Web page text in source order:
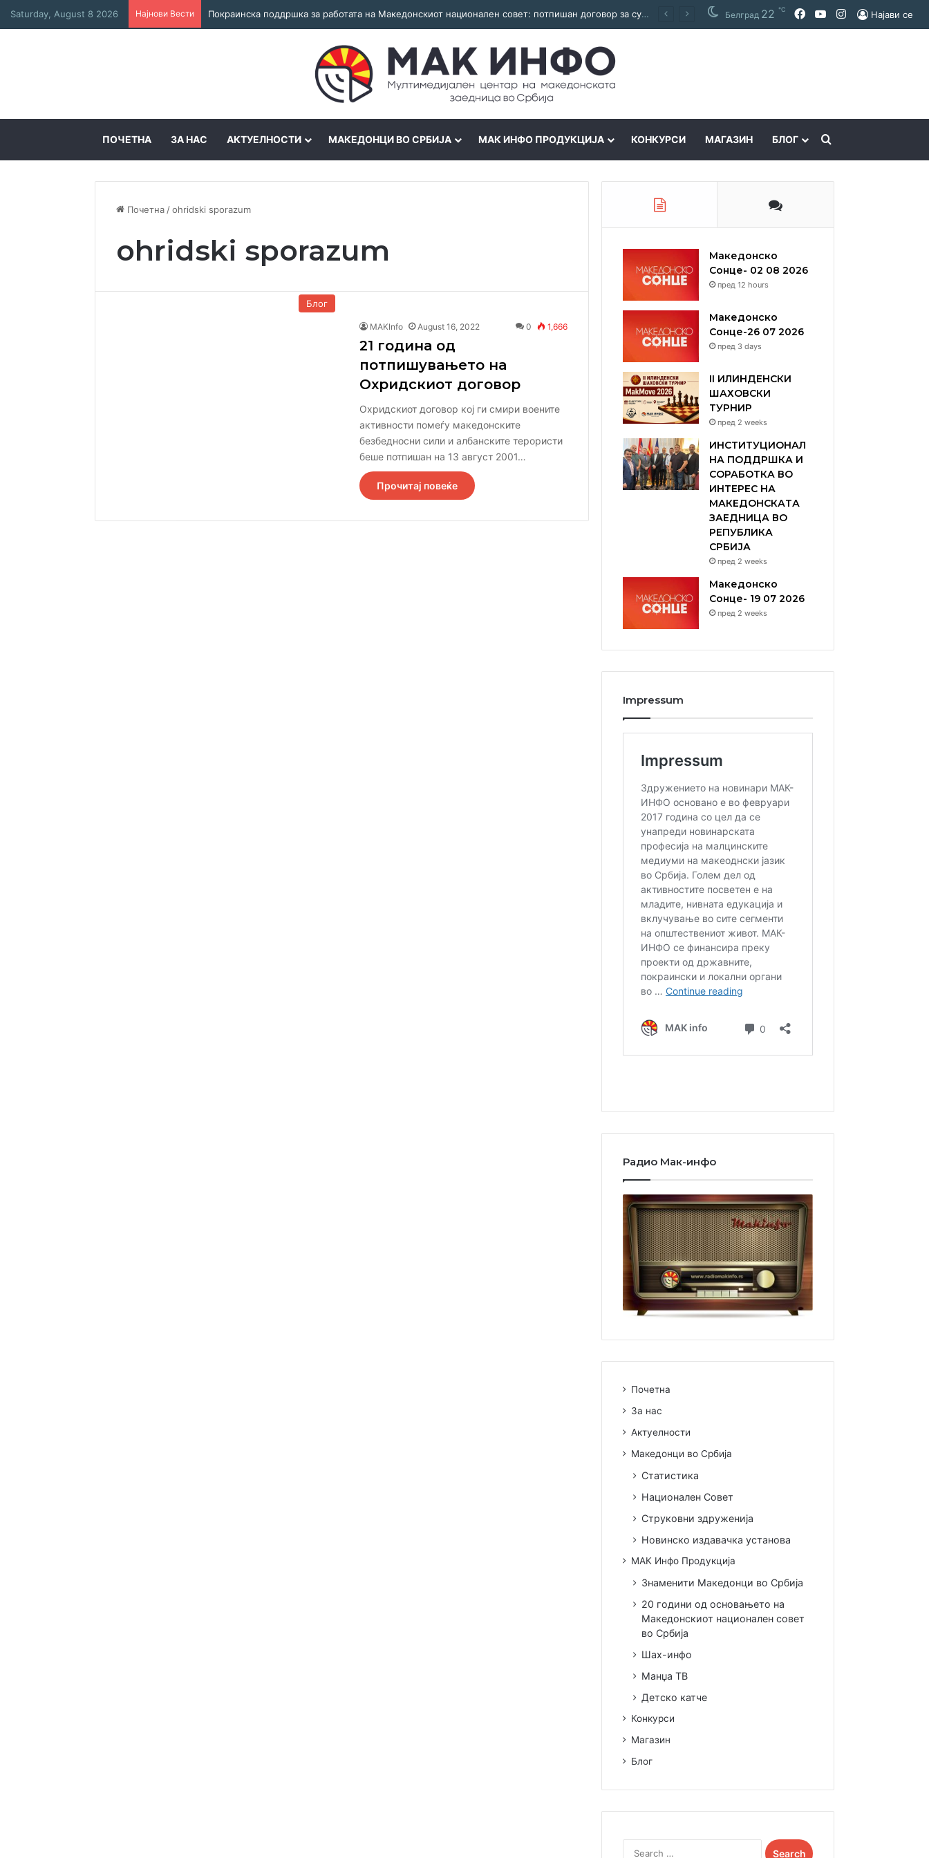
Saturday, August 8 2026 Најнови Вести Покраинска поддршка за работата на Македонскиот национален совет: потпишан договор за суфинансирање на активностите Белград 22 ℃ FacebookYouTubeInstagram
Најави се
ПОЧЕТНА ЗА НАС АКТУЕЛНОСТИ МАКЕДОНЦИ ВО СРБИЈА МАК ИНФО ПРОДУКЦИЈА КОНКУРСИ МАГАЗИН БЛОГ
Почетна /ohridski sporazum
ohridski sporazum
Блог
MAKInfo August 16, 2022 0 1,666
21 година од
потпишувањето на
Охридскиот договор
Охридскиот договор кој ги смири воените
активности помеѓу македонските
безбедносни сили и албанските терористи
беше потпишан на 13 август 2001…
Прочитај повеќе
Македонско
Сонце- 02 08 2026
пред 12 hours
Македонско
Сонце-26 07 2026
пред 3 days
II ИЛИНДЕНСКИ
ШАХОВСКИ
ТУРНИР
пред 2 weeks
ИНСТИТУЦИОНАЛ
НА ПОДДРШКА И
СОРАБОТКА ВО
ИНТЕРЕС НА
МАКЕДОНСКАТА
ЗАЕДНИЦА ВО
РЕПУБЛИКА
СРБИЈА
пред 2 weeks
Македонско
Сонце- 19 07 2026
пред 2 weeks
Impressum
Радио Мак-инфо
Почетна
За нас
Актуелности
Македонци во Србија
Статистика
Национален Совет
Струковни здруженија
Новинско издавачка установа
МАК Инфо Продукција
Знаменити Македонци во Србија
20 години од основањето на
Македонскиот национален совет
во Србија
Шах-инфо
Манџа ТВ
Детско катче
Конкурси
Магазин
Блог
S